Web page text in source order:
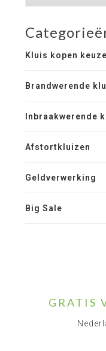
Kluis kopen
Brandwerende
Inbraakwerende
Afstortkluizen
Geldverwerking
Big Sale
GRATIS